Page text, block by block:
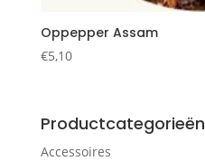
Oppepper Assam
€5,10
Productcategorieën
Accessoires